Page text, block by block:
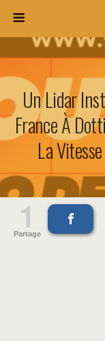
Un Lidar
France À
La
1
Partage